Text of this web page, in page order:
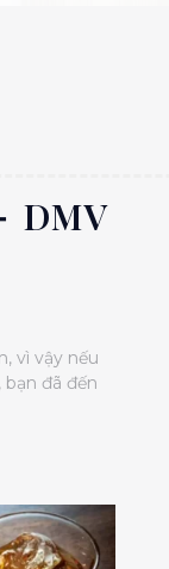
DMV
vì vậy nếu
đã đến